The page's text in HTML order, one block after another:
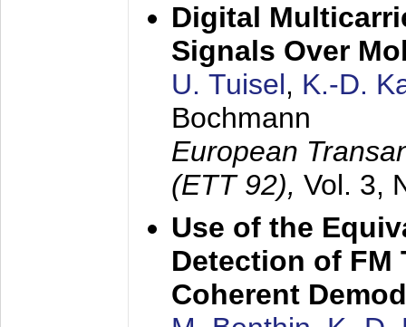
Digital
Signals Over
U. Tuisel, K.-D.
Bochmann
European
(ETT 92), Vol. 3,
Use of the
Detection of FM
Coherent